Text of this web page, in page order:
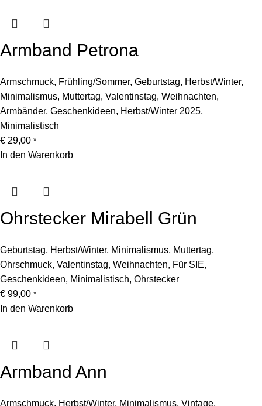
Armband Petrona
Armschmuck, Frühling/Sommer, Geburtstag, Herbst/Winter,
Minimalismus, Muttertag, Valentinstag, Weihnachten,
Armbänder, Geschenkideen, Herbst/Winter 2025,
Minimalistisch
€ 29,00 *
In den Warenkorb
Ohrstecker Mirabell Grün
Geburtstag, Herbst/Winter, Minimalismus, Muttertag,
Ohrschmuck, Valentinstag, Weihnachten, Für SIE,
Geschenkideen, Minimalistisch, Ohrstecker
€ 99,00 *
In den Warenkorb
Armband Ann
Armschmuck, Herbst/Winter, Minimalismus, Vintage,